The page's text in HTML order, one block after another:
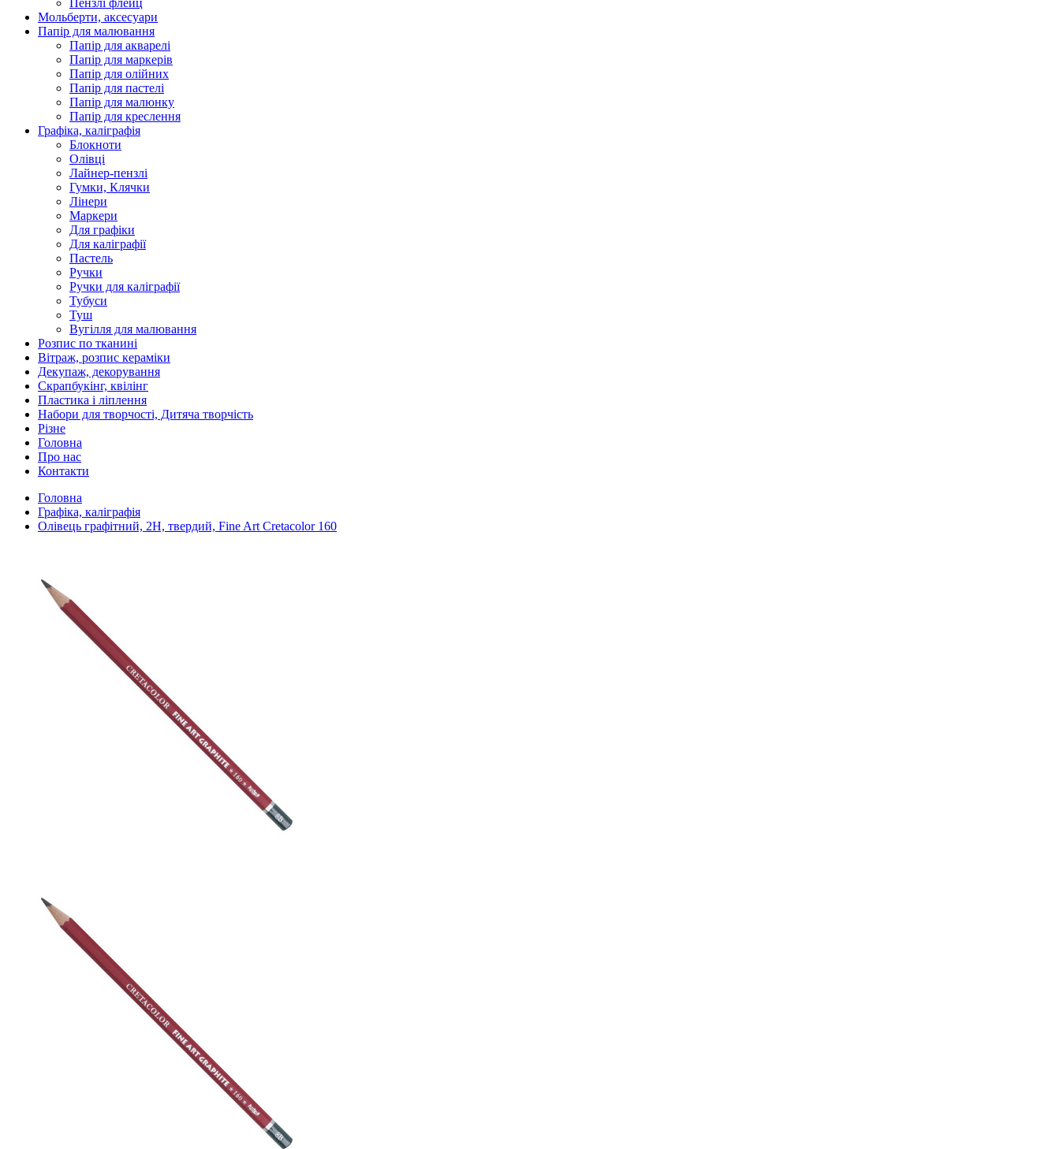
Пензлі флейц
Мольберти, аксесуари
Папір для малювання
Папір для акварелі
Папір для маркерів
Папір для олійних
Папір для пастелі
Папір для малюнку
Папір для креслення
Графіка, каліграфія
Блокноти
Олівці
Лайнер-пензлі
Гумки, Клячки
Лінери
Маркери
Для графіки
Для каліграфії
Пастель
Ручки
Ручки для каліграфії
Тубуси
Туш
Вугілля для малювання
Розпис по тканині
Вітраж, розпис кераміки
Декупаж, декорування
Скрапбукінг, квілінг
Пластика і ліплення
Набори для творчості, Дитяча творчість
Різне
Головна
Про нас
Контакти
Головна
Графіка, каліграфія
Олівець графітний, 2H, твердий, Fine Art Cretacolor 160